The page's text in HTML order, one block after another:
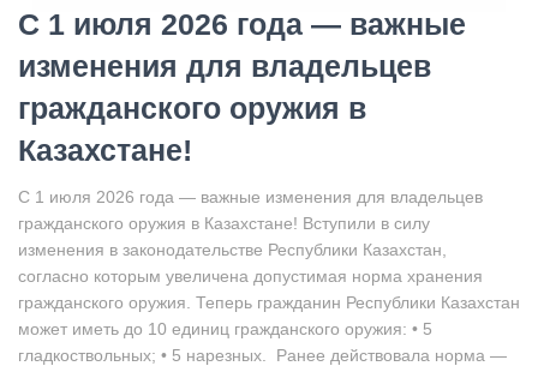
С 1 июля 2026 года — важные
изменения для владельцев
гражданского оружия в
Казахстане!
С 1 июля 2026 года — важные изменения для владельцев
гражданского оружия в Казахстане! Вступили в силу
изменения в законодательстве Республики Казахстан,
согласно которым увеличена допустимая норма хранения
гражданского оружия. Теперь гражданин Республики Казахстан
может иметь до 10 единиц гражданского оружия: • 5
гладкоствольных; • 5 нарезных. Ранее действовала норма —